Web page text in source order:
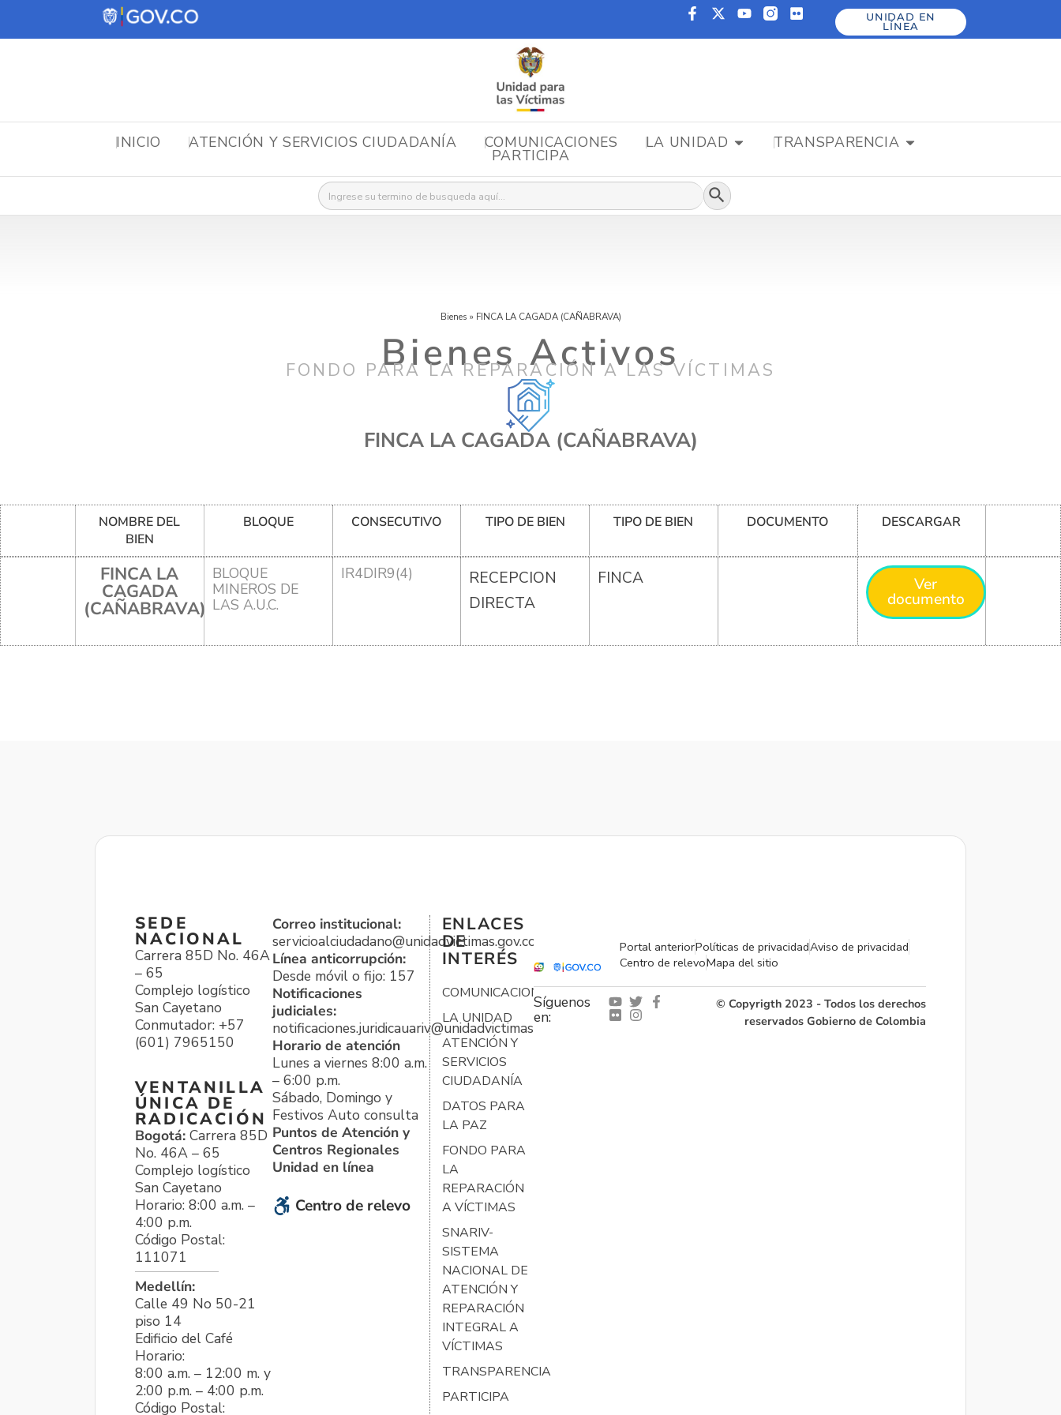
UNIDAD EN
LÍNEA
INICIO ATENCIÓN Y SERVICIOS CIUDADANÍA COMUNICACIONES LA UNIDAD TRANSPARENCIA
PARTICIPA
Buscar: Botón de búsqueda
Bienes » FINCA LA CAGADA (CAÑABRAVA)
Bienes Activos
FONDO PARA LA REPARACIÓN A LAS VÍCTIMAS
FINCA LA CAGADA (CAÑABRAVA)
NOMBRE DEL
BIEN
BLOQUE CONSECUTIVO TIPO DE BIEN TIPO DE BIEN DOCUMENTO DESCARGAR
FINCA LA
CAGADA
(CAÑABRAVA)
BLOQUE
MINEROS DE
LAS A.U.C.
IR4DIR9(4)
RECEPCION
DIRECTA
FINCA Ver
documento
SEDE
NACIONAL
Carrera 85D No. 46A
– 65
Complejo logístico
San Cayetano
Conmutador: +57
(601) 7965150
VENTANILLA
ÚNICA DE
RADICACIÓN
Bogotá: Carrera 85D
No. 46A – 65
Complejo logístico
San Cayetano
Horario: 8:00 a.m. –
4:00 p.m.
Código Postal:
111071
Medellín:
Calle 49 No 50-21
piso 14
Edificio del Café
Horario:
8:00 a.m. – 12:00 m. y
2:00 p.m. – 4:00 p.m.
Código Postal:
Correo institucional:
servicioalciudadano@unidadvictimas.gov.co
Línea anticorrupción:
Desde móvil o fijo: 157
Notificaciones
judiciales:
notificaciones.juridicauariv@unidadvictimas.gov.co
Horario de atención
Lunes a viernes 8:00 a.m.
– 6:00 p.m.
Sábado, Domingo y
Festivos Auto consulta
Puntos de Atención y
Centros Regionales
Unidad en línea
Centro de relevo
ENLACES
DE
INTERÉS
COMUNICACIONES
LA UNIDAD
ATENCIÓN Y
SERVICIOS
CIUDADANÍA
DATOS PARA
LA PAZ
FONDO PARA
LA
REPARACIÓN
A VÍCTIMAS
SNARIV-
SISTEMA
NACIONAL DE
ATENCIÓN Y
REPARACIÓN
INTEGRAL A
VÍCTIMAS
TRANSPARENCIA
PARTICIPA
Portal anteriorPolíticas de privacidadAviso de privacidad
Centro de relevoMapa del sitio
Síguenos
en:
© Copyrigth 2023 - Todos los derechos
reservados Gobierno de Colombia